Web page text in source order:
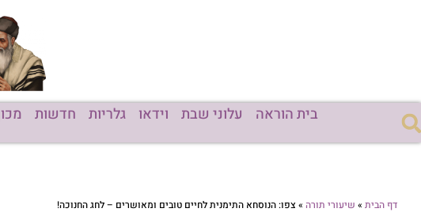
בית הוראה עלוני שבת וידאו גלריות חדשות
דף הבית » שיעורי תורה »צפו: הנוסחא התימנית לחיים טובים ומאושרים – לחג החנוכה!